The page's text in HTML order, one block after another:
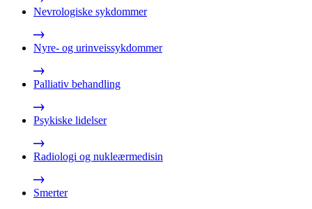
Nevrologiske sykdommer
Nyre- og urinveissykdommer
Palliativ behandling
Psykiske lidelser
Radiologi og nukleærmedisin
Smerter